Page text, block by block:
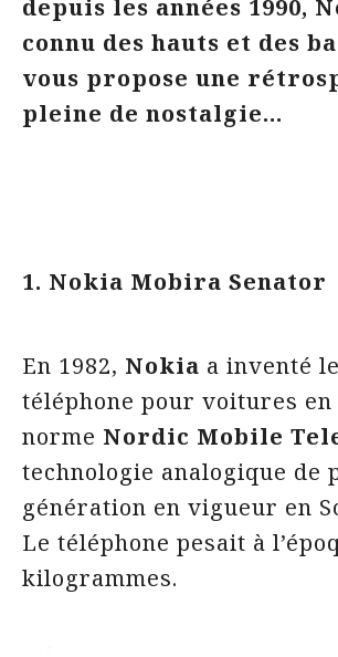
depuis les années 1990,
connu des hauts et des
vous propose une
pleine de nostalgie…
1. Nokia Mobira Senator
En 1982, Nokia a inventé
téléphone pour voitures
norme Nordic Mobile
technologie analogique de
génération en vigueur en
Le téléphone pesait à
kilogrammes.